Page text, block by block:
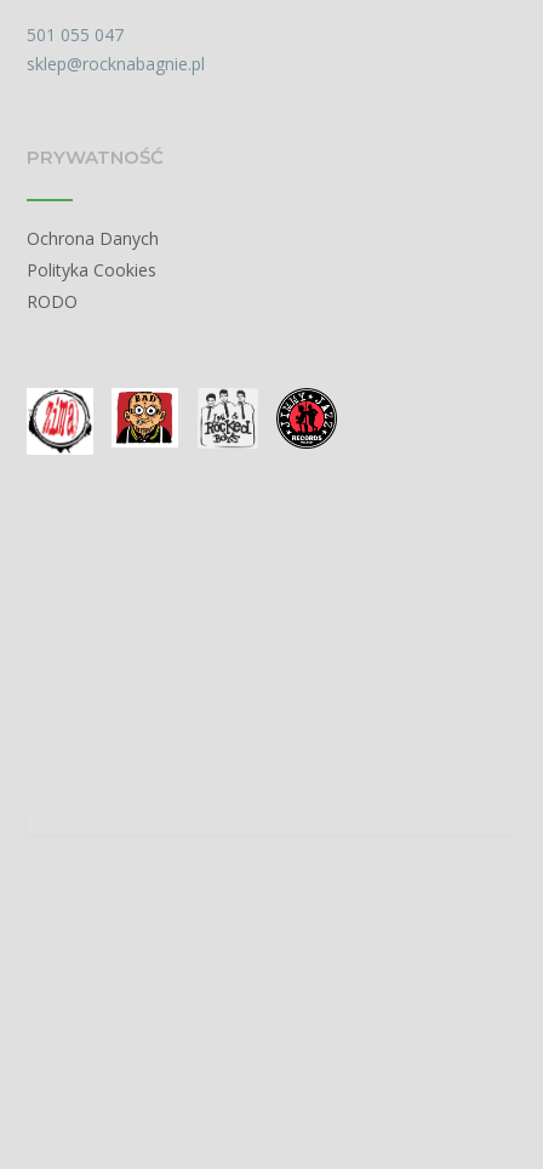
501 055 047
sklep@rocknabagnie.pl
PRYWATNOŚĆ
Ochrona Danych
Polityka Cookies
RODO